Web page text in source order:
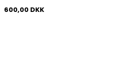
600,00 DKK